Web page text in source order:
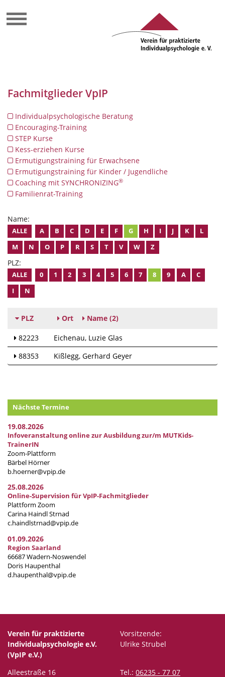
Fachmitglieder VpIP
Individualpsychologische Beratung
Encouraging-Training
STEP Kurse
Kess-erziehen Kurse
Ermutigungstraining für Erwachsene
Ermutigungstraining für Kinder / Jugendliche
Coaching mit SYNCHRONIZING®
Familienrat-Training
Name:
ALLE A B C D E F G H I J K
L
M
N O P R S T V W Z
PLZ:
ALLE 0 1 2 3 4 5 6 7 8 9 A
C
I
N
PLZ Ort Name (2)
82223 Eichenau Luzie Glas
88353
Kißlegg Gerhard Geyer
Nächste Termine
19.08.2026
Infoveranstaltung online zur Ausbildung zur/m MUTKids-
TrainerIN
Zoom-Plattform
Bärbel Hörner
b.hoerner@vpip.de
25.08.2026
Online-Supervision für VpIP-Fachmitglieder
Plattform Zoom
Carina Haindl Strnad
c.haindlstrnad@vpip.de
01.09.2026
Region Saarland
66687 Wadern-Noswendel
Doris Haupenthal
d.haupenthal@vpip.de
Verein für praktizierte
Individualpsychologie e.V.
(VpIP e.V.)
Vorsitzende:
Ulrike Strubel
Alleestraße 16 Tel.: 06235 - 77 07